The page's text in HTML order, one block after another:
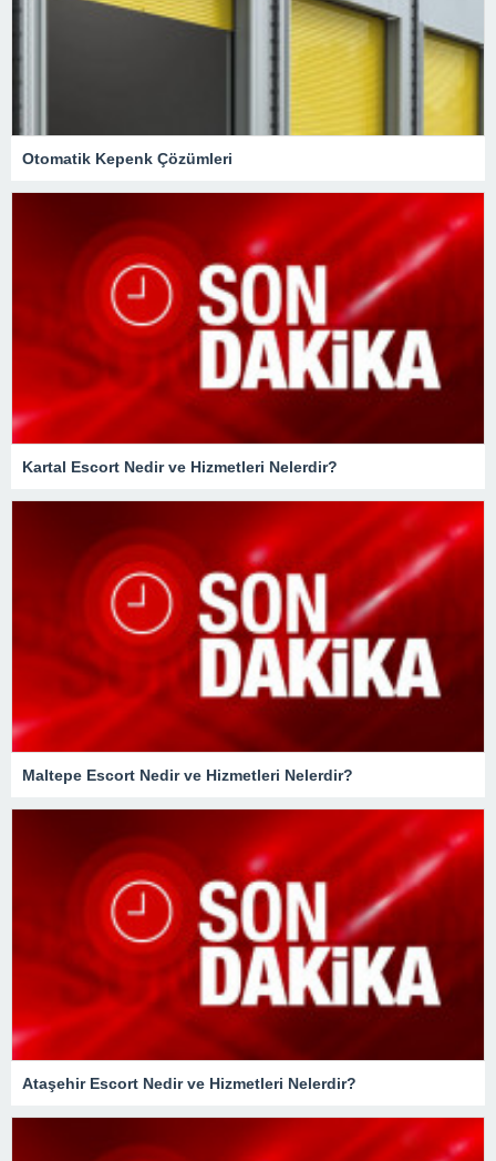
Otomatik Kepenk Çözümleri
Kartal Escort Nedir ve Hizmetleri Nelerdir?
Maltepe Escort Nedir ve Hizmetleri Nelerdir?
Ataşehir Escort Nedir ve Hizmetleri Nelerdir?